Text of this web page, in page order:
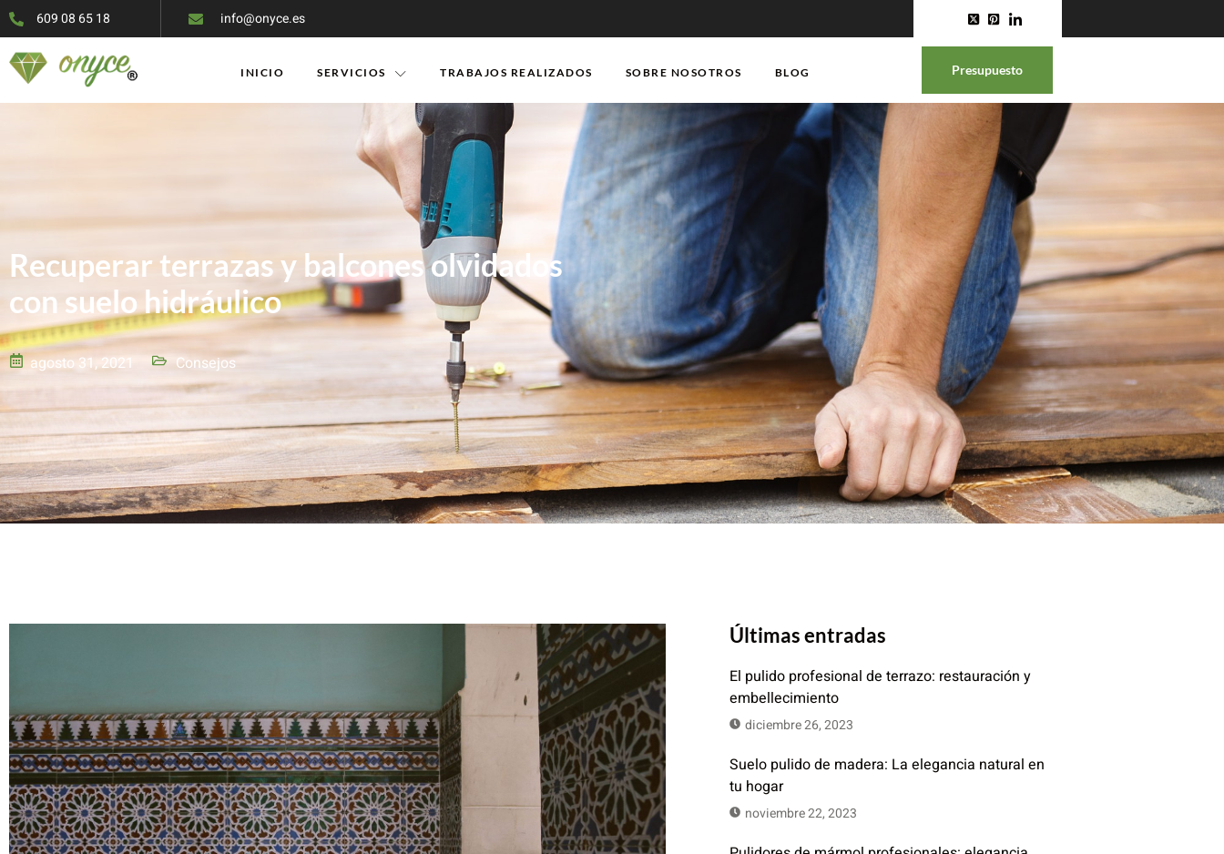
609 08 65 18 info@onyce.es
INICIO SERVICIOS TRABAJOS REALIZADOS SOBRE NOSOTROS BLOG Presupuesto
Recuperar terrazas y balcones olvidados
con suelo hidráulico
agosto 31, 2021 Consejos
Últimas entradas
El pulido profesional de terrazo: restauración y
embellecimiento
diciembre 26, 2023
Suelo pulido de madera: La elegancia natural en
tu hogar
noviembre 22, 2023